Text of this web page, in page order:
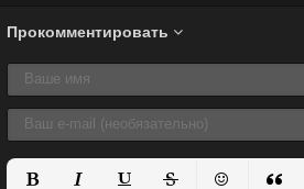
Прокомментировать